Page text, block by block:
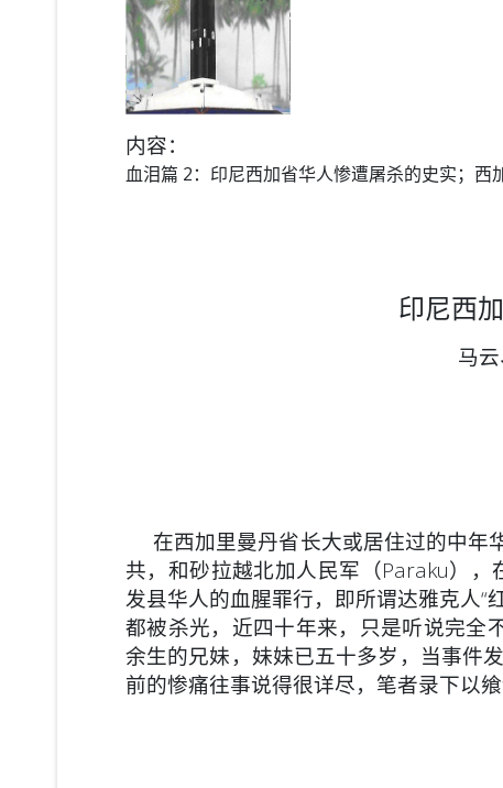
内容：
血泪篇 2： 印尼西加省华人惨遭屠杀的史实；西
印尼西
马
在西加里曼丹省长大或居住过的中年
共，和砂拉越北加人民军（Paraku），
发县华人的血腥罪行，即所谓达雅克人“
都被杀光，近四十年来，只是听说完全
余生的兄妹，妹妹已五十多岁，当事件
前的惨痛往事说得很详尽，笔者录下以飨